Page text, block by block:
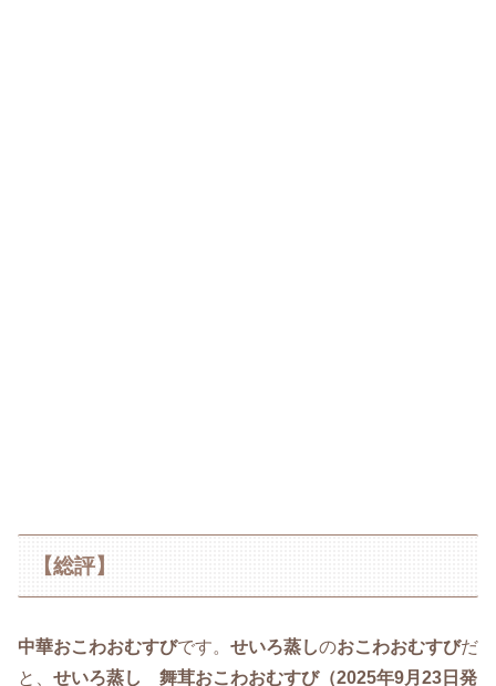
【総評】
中華おこわおむすびです。 せいろ蒸しのおこわおむすびだ
と、 せいろ蒸し 舞茸おこわおむすび（2025年9月23日発